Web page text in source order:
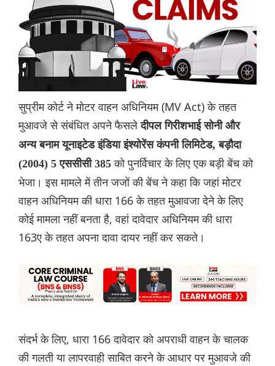
सुप्रीम कोर्ट ने मोटर वाहन अधिनियम (MV Act) के तहत
मुआवजे से संबंधित अपने फैसलेदीपल गिरीशभाई सोनी और
अन्य बनाम यूनाइटेड इंडिया इंश्योरेंस कंपनी लिमिटेड, बड़ौदा
(2004) 5 एससीसी 385को पुनर्विचार के लिए एक बड़ी बेंच को
भेजा। इस मामले में तीन जजों की बेंच ने कहा कि जहां मोटर
वाहन अधिनियम की धारा 166 के तहत मुआवजा देने के लिए
कोई मामला नहीं बनता है, वहां दावेदार अधिनियम की धारा
163ए के तहत अपना दावा दायर नहीं कर सकते।
संदर्भ के लिए, धारा 166 दावेदार को अपराधी वाहन के चालक
की गलती या लापरवाही साबित करने के आधार पर मुआवजे की